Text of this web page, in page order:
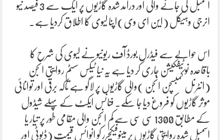
اسمبل کی جانے والی اور درآمد شدہ گاڑیوں پر ایک سے 3 فیصد نیو
انرجی وہیکل (این ای وی)اپنا لیوی کا اطلاق کردیا ہے۔
اس حوالے سے فیڈرل بورڈ آف ریونیو نے لیوی کی شرح کا
باقاعدہ نوٹیفکیشن جاری کر دیا ہے یہ نیا ٹیکس سسٹم روایتی انجن
(انٹرنل کمبسچن انجن )والی گاڑیوں پر لاگو ہے تاکہ برقی اور توانائی
موثر گاڑیوں کو فروغ دیا جا سکے۔ فنانس ایکٹ کے پہلے شیڈول
کے مطابق 1300 سی سی سے کم انجن والی مقامی طور پر تیار یا
اسمبل شدہ روایتی گاڑیوں پر مینوفیکچرر کو انوائس قیمت (ڈیوٹی اور